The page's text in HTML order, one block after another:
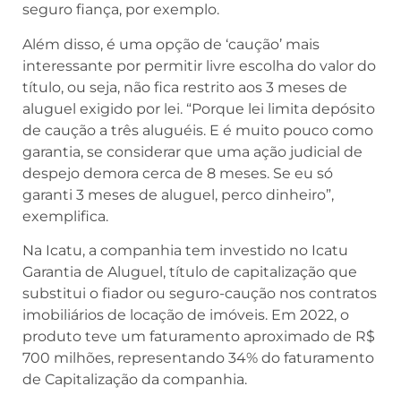
seguro fiança, por exemplo.
Além disso, é uma opção de ‘caução’ mais
interessante por permitir livre escolha do valor do
título, ou seja, não fica restrito aos 3 meses de
aluguel exigido por lei. “Porque lei limita depósito
de caução a três aluguéis. E é muito pouco como
garantia, se considerar que uma ação judicial de
despejo demora cerca de 8 meses. Se eu só
garanti 3 meses de aluguel, perco dinheiro”,
exemplifica.
Na Icatu, a companhia tem investido no Icatu
Garantia de Aluguel, título de capitalização que
substitui o fiador ou seguro-caução nos contratos
imobiliários de locação de imóveis. Em 2022, o
produto teve um faturamento aproximado de R$
700 milhões, representando 34% do faturamento
de Capitalização da companhia.